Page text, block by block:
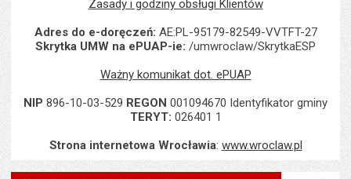
Zasady i godziny obsługi Klientów
Adres do e-doręczeń: AE:PL-95179-82549-VVTFT-27
Skrytka UMW na ePUAP-ie: /umwroclaw/SkrytkaESP
Ważny komunikat dot. ePUAP
NIP 896-10-03-529 REGON 001094670 Identyfikator gminy
TERYT: 026401 1
Strona internetowa Wrocławia: www.wroclaw.pl